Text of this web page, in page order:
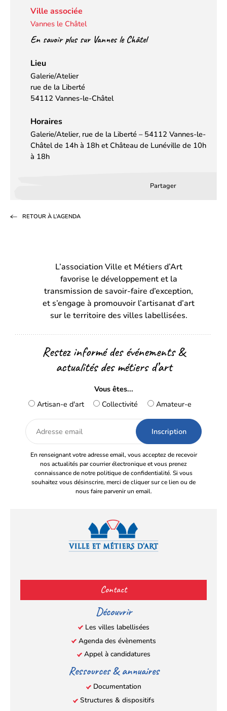
Ville associée
Vannes le Châtel
En savoir plus sur Vannes le Châtel
Lieu
Galerie/Atelier
rue de la Liberté
54112 Vannes-le-Châtel
Horaires
Galerie/Atelier, rue de la Liberté – 54112 Vannes-le-
Châtel de 14h à 18h et Château de Lunéville de 10h
à 18h
Partager
un
onglet)onglet)
RETOUR À L’AGENDA
L’association Ville et Métiers d’Art
favorise le développement et la
transmission de savoir-faire d’exception,
et s’engage à promouvoir l’artisanat d’art
sur le territoire des villes labellisées.
Restez informé des événements &
actualités des métiers d’art
Vous êtes...
Artisan-e d'art
Collectivité Amateur-e
Adresse
email
En renseignant votre adresse email, vous acceptez de recevoir
nos actualités par courrier électronique et vous prenez
connaissance de notre politique de confidentialité. Si vous
souhaitez vous désinscrire, merci de cliquer sur ce lien ou de
nous faire parvenir un email.
(s’ouvre
dans
un
nouvel
onglet)
(s’ouvre
dans
un
nouvel
onglet)
(s’ouvre
dans
un
nouvel
onglet)
(s’ouvre
un
nouvel
onglet)
Contact
Découvrir
Les villes labellisées
Agenda des évènements
Appel à candidatures
Ressources & annuaires
Documentation
Structures & dispositifs